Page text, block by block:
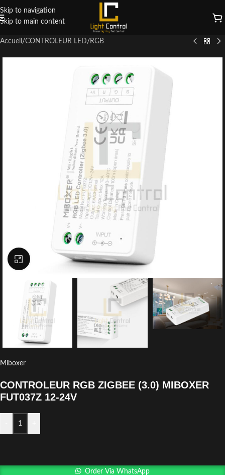
Skip to navigation
Skip to main content
Accueil /CONTROLEUR LED/ RGB
Click to enlarge
Miboxer
CONTROLEUR RGB ZIGBEE (3.0) MIBOXER
FUT037Z 12-24V
Order Via WhatsApp